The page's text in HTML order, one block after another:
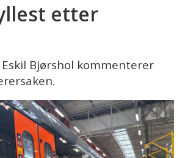
etter
Bjørshol kommenterer